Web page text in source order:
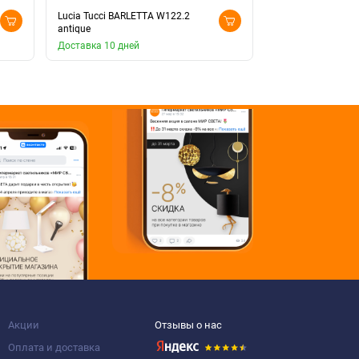
Lucia Tucci BARLETTA W122.2
antique
Доставка 10 дней
Акции
Оплата и доставка
Отзывы о нас